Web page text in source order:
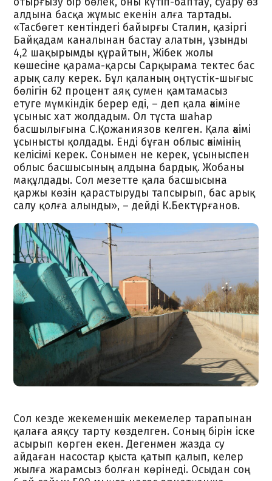
алдына басқа жұмыс екенін алға тартады.
«Тасбөгет кентіндегі байырғы Сталин, қазіргі
Байқадам каналынан бастау алатын, ұзынды
4,2 шақырымды құрайтын, Жібек жолы
көшесіне қарама-қарсы Сарқырама тектес бас
арық салу керек. Бұл қаланың оңтүстік-шығыс
бөлігін 62 процент аяқ сумен қамтамасыз
етуге мүмкіндік берер еді, – деп қала әкіміне
ұсыныс хат жолдадым. Ол тұста шаһар
басшылығына С.Қожаниязов келген. Қала әкімі
ұсынысты қолдады. Енді бұған облыс әкімінің
келісімі керек. Сонымен не керек, ұсыныспен
облыс басшысының алдына бардық. Жобаны
мақұлдады. Сол мезетте қала басшысына
қаржы көзін қарастыруды тапсырып, бас арық
салу қолға алынды», – дейді К.Бектұрғанов.
Сол кезде жекеменшік мекемелер тарапынан
қалаға аяқсу тарту көзделген. Соның бірін іске
асырып көрген екен. Дегенмен жазда су
айдаған насостар қыста қатып қалып, келер
жылға жарамсыз болған көрінеді. Осыдан соң